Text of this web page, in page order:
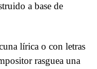
a base de
lírica o con letras
rasguea una